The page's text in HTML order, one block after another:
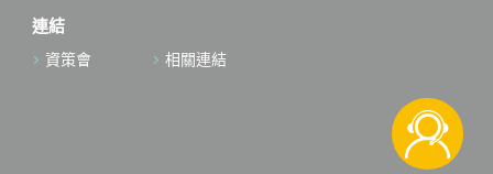
重將
賴
以提
最
informationsystems公司產品運作、
維修的銷售伙伴千代田興產公司，該
連結
資策會 相關連結